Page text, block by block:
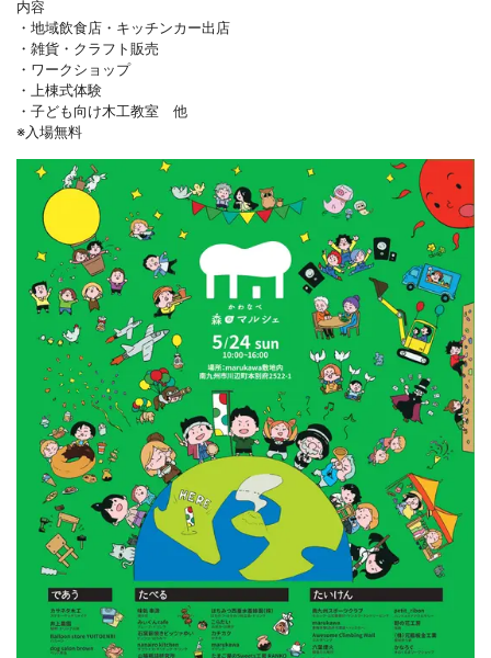
内容
・地域飲食店・キッチンカー出店
・雑貨・クラフト販売
・ワークショップ
・上棟式体験
・子ども向け木工教室 他
※入場無料